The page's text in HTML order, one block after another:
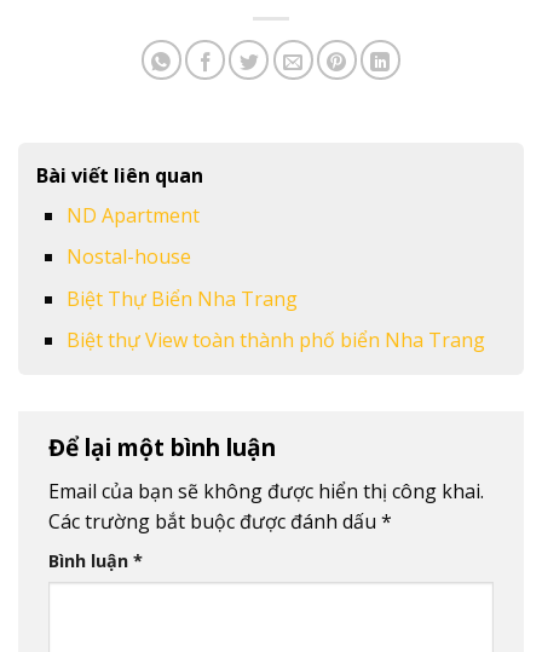
Bài viết liên quan
ND Apartment
Nostal-house
Biệt Thự Biển Nha Trang
Biệt thự View toàn thành phố biển Nha Trang
Để lại một bình luận
Email của bạn sẽ không được hiển thị công khai.
Các trường bắt buộc được đánh dấu *
Bình luận *